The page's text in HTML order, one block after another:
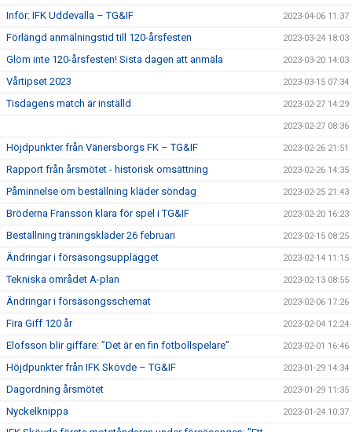
Inför: IFK Uddevalla – TG&IF 2023-04-06 11:37
Förlängd anmälningstid till 120-årsfesten 2023-03-24 18:03
Glöm inte 120-årsfesten! Sista dagen att anmäla 2023-03-20 14:03
Vårtipset 2023 2023-03-15 07:34
Tisdagens match är inställd 2023-02-27 14:29
2023-02-27 08:36
Höjdpunkter från Vänersborgs FK – TG&IF 2023-02-26 21:51
Rapport från årsmötet - historisk omsättning 2023-02-26 14:35
Påminnelse om beställning kläder söndag 2023-02-25 21:43
Bröderna Fransson klara för spel i TG&IF 2023-02-20 16:23
Beställning träningskläder 26 februari 2023-02-15 08:25
Ändringar i försäsongsupplägget 2023-02-14 11:15
Tekniska området A-plan 2023-02-13 08:55
Ändringar i försäsongsschemat 2023-02-06 17:26
Fira Giff 120 år 2023-02-04 12:24
Elofsson blir giffare: ”Det är en fin fotbollspelare” 2023-02-01 16:46
Höjdpunkter från IFK Skövde – TG&IF 2023-01-29 14:34
Dagordning årsmötet 2023-01-29 11:35
Nyckelknippa 2023-01-24 10:37